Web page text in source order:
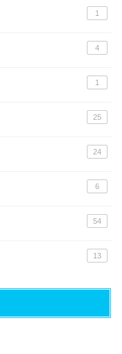
1
4
1
25
24
6
54
13